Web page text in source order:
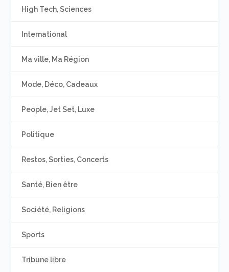
High Tech, Sciences
International
Ma ville, Ma Région
Mode, Déco, Cadeaux
People, Jet Set, Luxe
Politique
Restos, Sorties, Concerts
Santé, Bien être
Société, Religions
Sports
Tribune libre